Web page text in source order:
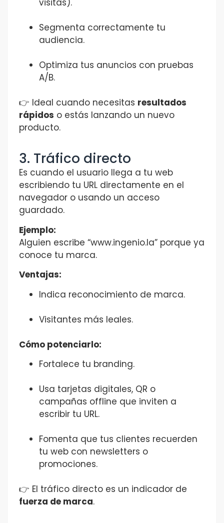
visitas).
Segmenta correctamente tu
audiencia.
Optimiza tus anuncios con pruebas
A/B.
👉 Ideal cuando necesitas resultados
rápidos o estás lanzando un nuevo
producto.
3. Tráfico directo
Es cuando el usuario llega a tu web
escribiendo tu URL directamente en el
navegador o usando un acceso
guardado.
Ejemplo:
Alguien escribe “www.ingenio.la” porque ya
conoce tu marca.
Ventajas:
Indica reconocimiento de marca.
Visitantes más leales.
Cómo potenciarlo:
Fortalece tu branding.
Usa tarjetas digitales, QR o
campañas offline que inviten a
escribir tu URL.
Fomenta que tus clientes recuerden
tu web con newsletters o
promociones.
👉 El tráfico directo es un indicador de
fuerza de marca.